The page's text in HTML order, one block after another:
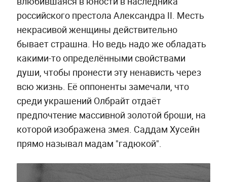
российского престола Александра II. Месть
некрасивой женщины действительно
бывает страшна. Но ведь надо же обладать
какими-то определёнными свойствами
души, чтобы пронести эту ненависть через
всю жизнь. Её оппоненты замечали, что
среди украшений Олбрайт отдаёт
предпочтение массивной золотой броши, на
которой изображена змея. Саддам Хусейн
прямо называл мадам "гадюкой".